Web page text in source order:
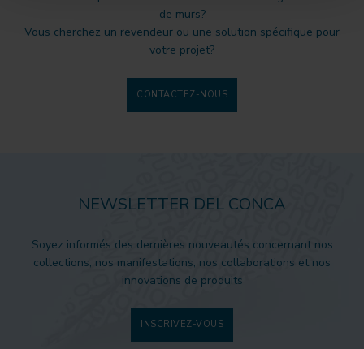
de murs?
Vous cherchez un revendeur ou une solution spécifique pour
votre projet?
CONTACTEZ-NOUS
NEWSLETTER DEL CONCA
Soyez informés des dernières nouveautés concernant nos
collections, nos manifestations, nos collaborations et nos
innovations de produits
INSCRIVEZ-VOUS